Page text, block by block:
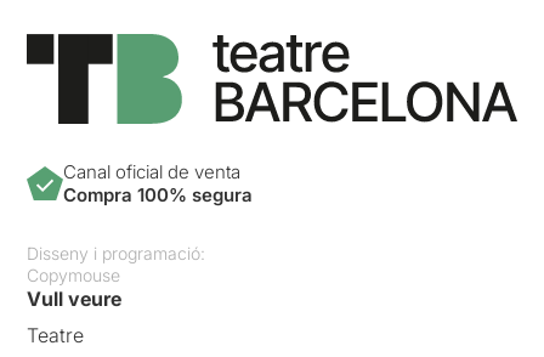
Canal oficial de venta
Compra 100% segura
Disseny i programació:
Copymouse
Vull veure
Teatre